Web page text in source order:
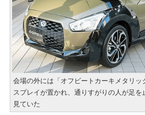
会場の外には「オフビートカーキメタリッ
スプレイが置かれ、通りすがりの人が足を
見ていた